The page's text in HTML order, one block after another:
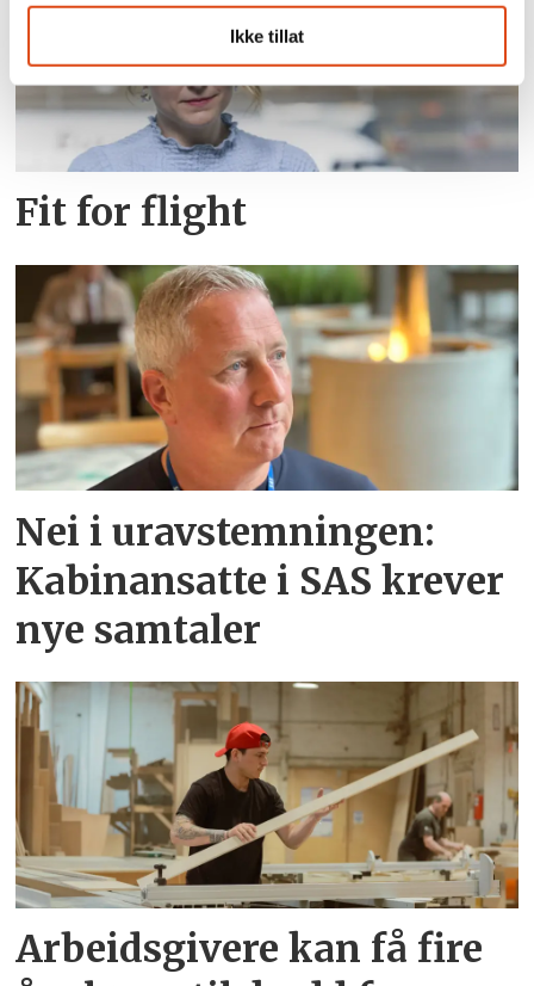
Ikke tillat
Fit for flight
Nei i uravstemningen:
Kabinansatte i SAS krever
nye samtaler
Arbeidsgivere kan få fire